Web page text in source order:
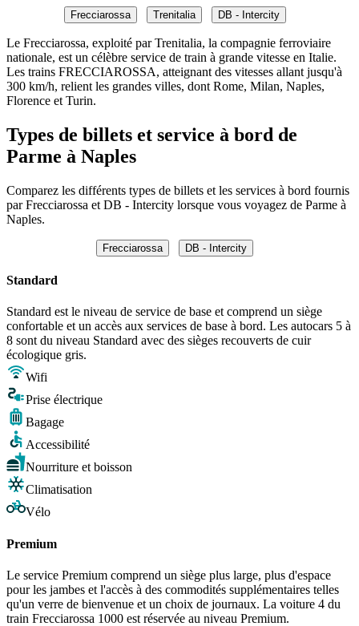
Frecciarossa Trenitalia DB - Intercity
Le Frecciarossa, exploité par Trenitalia, la compagnie ferroviaire
nationale, est un célèbre service de train à grande vitesse en Italie.
Les trains FRECCIAROSSA, atteignant des vitesses allant jusqu'à
300 km/h, relient les grandes villes, dont Rome, Milan, Naples,
Florence et Turin.
Types de billets et service à bord de
Parme à Naples
Comparez les différents types de billets et les services à bord fournis
par Frecciarossa et DB - Intercity lorsque vous voyagez de Parme à
Naples.
Frecciarossa DB - Intercity
Standard
Standard est le niveau de service de base et comprend un siège
confortable et un accès aux services de base à bord. Les autocars 5 à
8 sont du niveau Standard avec des sièges recouverts de cuir
écologique gris.
Wifi
Prise électrique
Bagage
Accessibilité
Nourriture et boisson
Climatisation
Vélo
Premium
Le service Premium comprend un siège plus large, plus d'espace
pour les jambes et l'accès à des commodités supplémentaires telles
qu'un verre de bienvenue et un choix de journaux. La voiture 4 du
train Frecciarossa 1000 est réservée au niveau Premium.